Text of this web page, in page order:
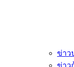
ข่าว
ข่าว